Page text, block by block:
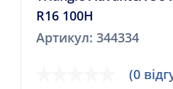
R16 100H
Артикул: 344334
(0